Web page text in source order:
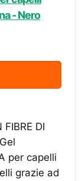
- Nero
DI
per capelli
grazie ad